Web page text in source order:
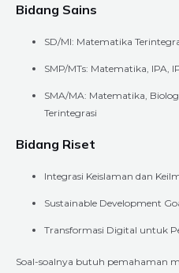
Bidang Sains
SD/MI: Matematika
SMP/MTs: Matematika, IPA,
SMA/MA: Matematika,
Terintegrasi
Bidang Riset
Integrasi Keislaman dan
Sustainable Development
Transformasi Digital untuk
Soal-soalnya butuh pemahaman